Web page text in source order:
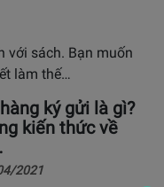
với sách. Bạn muốn
làm thế…
ký gửi là gì?
kiến thức về
2021